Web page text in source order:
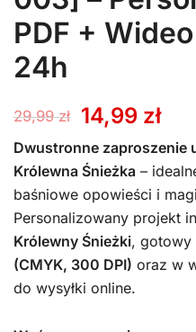
PDF +
24h
29,99zł
Pierwotna
cena
wynosiła:
29,99 zł.
14,99 zł
Dwustronne zaproszenie
Królewna Śnieżka –
baśniowe opowieści i
Personalizowany projekt
Królewny Śnieżki, gotowy
(CMYK, 300 DPI) oraz w
do wysyłki online.